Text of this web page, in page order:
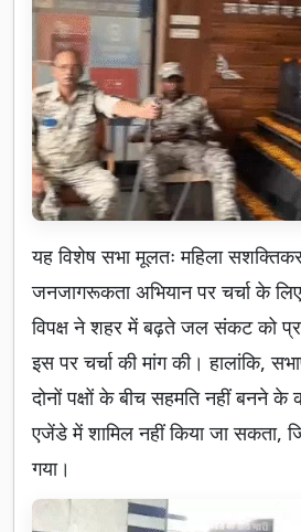
यह विशेष सभा मूलतः महिला
जनजागरूकता अभियान पर चर्चा के
विपक्ष ने शहर में बढ़ते जल संकट को
इस पर चर्चा की मांग की। हालांकि,
दोनों पक्षों के बीच सहमति नहीं बनने के
एजेंडे में शामिल नहीं किया जा सकता,
गया।